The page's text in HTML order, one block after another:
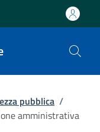
pubblica /
amministrativa